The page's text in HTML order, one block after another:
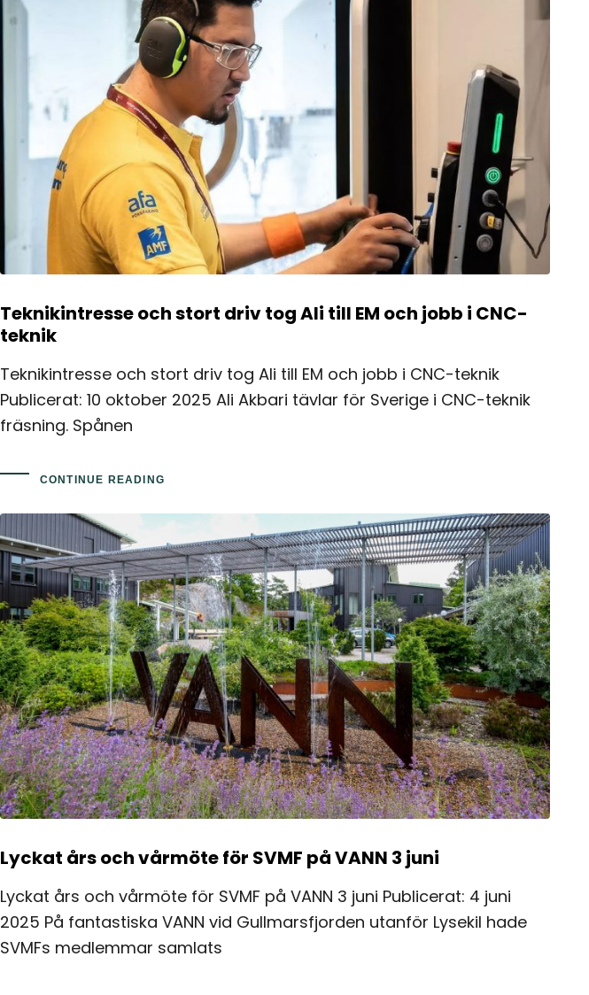
Teknikintresse och stort driv tog Ali till EM och jobb i CNC-
teknik
Teknikintresse och stort driv tog Ali till EM och jobb i CNC-teknik
Publicerat: 10 oktober 2025 Ali Akbari tävlar för Sverige i CNC-teknik
fräsning. Spånen
CONTINUE READING
Lyckat års och vårmöte för SVMF på VANN 3 juni
Lyckat års och vårmöte för SVMF på VANN 3 juni Publicerat: 4 juni
2025 På fantastiska VANN vid Gullmarsfjorden utanför Lysekil hade
SVMFs medlemmar samlats